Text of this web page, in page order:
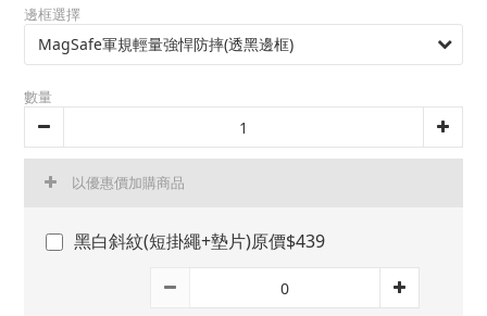
邊框選擇
數量
以優惠價加購商品
黑白斜紋(短掛繩+墊片)原價$439